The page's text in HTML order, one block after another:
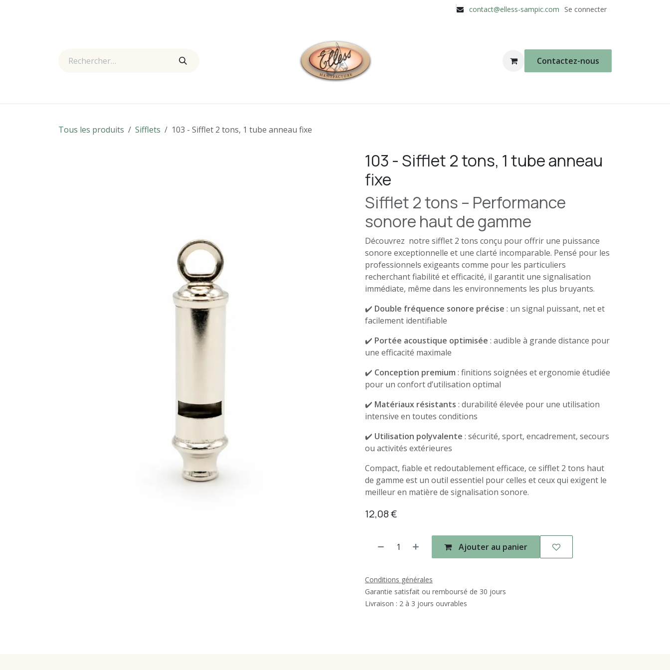
contact@elless-sampic.com Se connecter
Contactez-nous
Tous les produits Sifflets 103 - Sifflet 2 tons, 1 tube anneau fixe
103 - Sifflet 2 tons, 1 tube anneau
fixe
Sifflet 2 tons – Performance
sonore haut de gamme
Découvrez notre sifflet 2 tons conçu pour offrir une puissance
sonore exceptionnelle et une clarté incomparable. Pensé pour les
professionnels exigeants comme pour les particuliers
recherchant fiabilité et efficacité, il garantit une signalisation
immédiate, même dans les environnements les plus bruyants.
✔️ Double fréquence sonore précise : un signal puissant, net et
facilement identifiable
✔️ Portée acoustique optimisée : audible à grande distance pour
une efficacité maximale
✔️ Conception premium : finitions soignées et ergonomie étudiée
pour un confort d’utilisation optimal
✔️ Matériaux résistants : durabilité élevée pour une utilisation
intensive en toutes conditions
✔️ Utilisation polyvalente : sécurité, sport, encadrement, secours
ou activités extérieures
Compact, fiable et redoutablement efficace, ce sifflet 2 tons haut
de gamme est un outil essentiel pour celles et ceux qui exigent le
meilleur en matière de signalisation sonore.
12,08€
Ajouter au panier
Conditions générales
Garantie satisfait ou remboursé de 30 jours
Livraison : 2 à 3 jours ouvrables